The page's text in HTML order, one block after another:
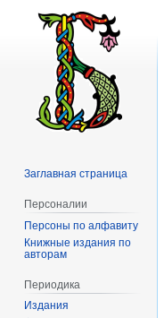
Заглавная страница
Персоналии
Персоны по алфавиту
Книжные издания по
авторам
Периодика
Издания